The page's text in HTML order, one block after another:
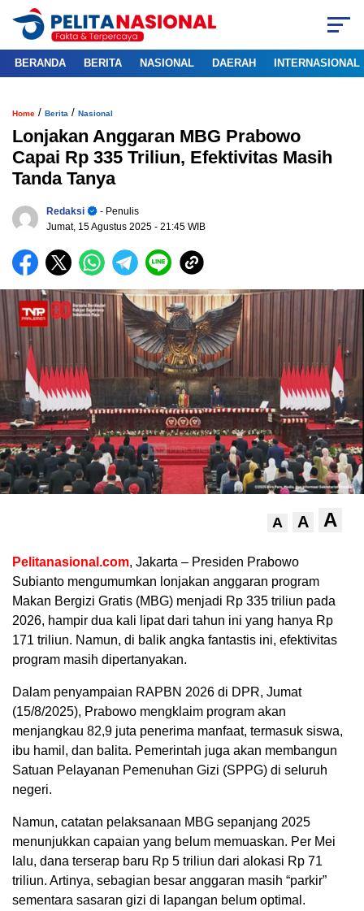
BERANDA BERITA NASIONAL DAERAH INTERNASIONAL
Home / Berita / Nasional
Lonjakan Anggaran MBG Prabowo
Capai Rp 335 Triliun, Efektivitas Masih
Tanda Tanya
Redaksi
- Penulis
Jumat, 15 Agustus 2025 - 21:45 WIB
A A A
Pelitanasional.com, Jakarta – Presiden Prabowo
Subianto mengumumkan lonjakan anggaran program
Makan Bergizi Gratis (MBG) menjadi Rp 335 triliun pada
2026, hampir dua kali lipat dari tahun ini yang hanya Rp
171 triliun. Namun, di balik angka fantastis ini, efektivitas
program masih dipertanyakan.
Dalam penyampaian RAPBN 2026 di DPR, Jumat
(15/8/2025), Prabowo mengklaim program akan
menjangkau 82,9 juta penerima manfaat, termasuk siswa,
ibu hamil, dan balita. Pemerintah juga akan membangun
Satuan Pelayanan Pemenuhan Gizi (SPPG) di seluruh
negeri.
Namun, catatan pelaksanaan MBG sepanjang 2025
menunjukkan capaian yang belum memuaskan. Per Mei
lalu, dana terserap baru Rp 5 triliun dari alokasi Rp 71
triliun. Artinya, sebagian besar anggaran masih “parkir”
sementara sasaran gizi di lapangan belum optimal.